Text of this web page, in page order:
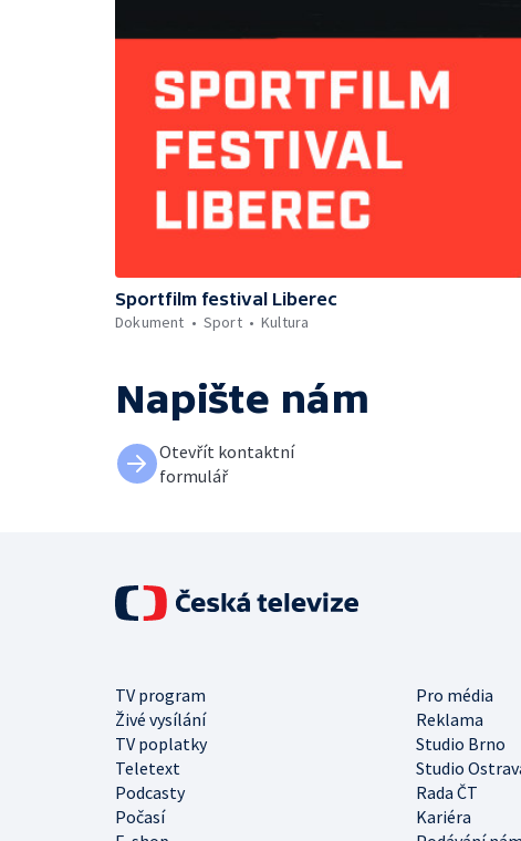
Sportfilm festival Liberec
Dokument
Sport Kultura
Napište nám
Otevřít kontaktní
formulář
TV program
Pro média
Živé vysílání
Reklama
TV poplatky
Studio Brno
Teletext
Studio
Podcasty
Rada ČT
Počasí
Kariéra